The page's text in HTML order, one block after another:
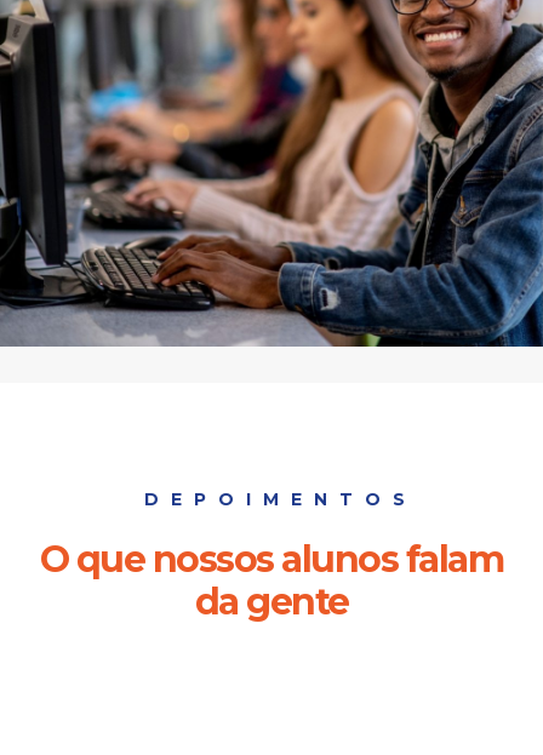
DEPOIMENTOS
O que nossos alunos falam
da gente